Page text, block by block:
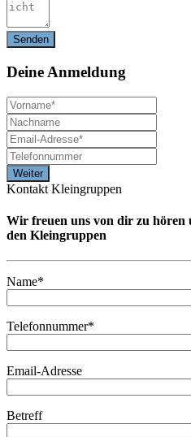
Deine Anmeldung
Kontakt Kleingruppen
Wir freuen uns von dir zu hören
den Kleingruppen
Name*
Telefonnummer*
Email-Adresse
Betreff